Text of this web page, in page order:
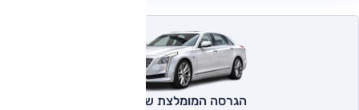
הגרסה המומלצת של אוטו